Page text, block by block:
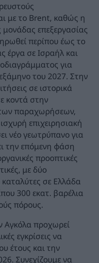
με το Brent, καθώς η
μονάδας επεξεργασίας
περίπου έως το
έργα σε Ισραήλ και
για
του 2027. Στην
σε ιστορικά
κοντά στην
παραχωρήσεων,
επιχειρησιακή
νέο γεωτρύπανο για
την επόμενη φάση
προοπτικές
με δύο
σε Ελλάδα
300 εκατ. βαρέλια
πόρους.
Αγκόλα προχωρεί
εγκρίσεις να
έτους και την
Συνεχίζουμε να